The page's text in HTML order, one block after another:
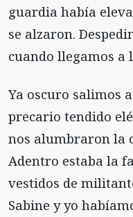
guardia había
se alzaron.
cuando llegamos a
Ya oscuro salimos
precario tendido
nos alumbraron la
Adentro estaba la
vestidos de
Sabine y yo